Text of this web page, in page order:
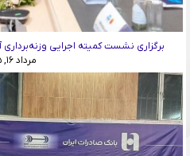
برگزاری نشست کمیته اجرایی
مرداد ۱۶, ۱۴۰۵